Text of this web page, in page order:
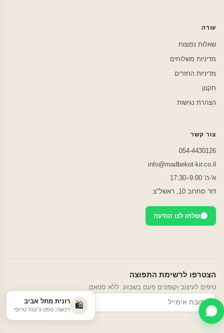
עזרה
שאלות נפוצות
מדיניות משלוחים
מדיניות החזרים
תקנון
הצהרת נגישות
צור קשר
054-4430126
info@madbekot-kir.co.il
א'-ה' 9:00–17:30
דוד סחרוב 10, ראשל"צ
שלחו לנו הודעה
הצטרפו לרשימת התפוצה
טיפים לעיצוב וקופונים פעם בשבוע. ללא ספאם.
הרשמה 🛍️ רונית מתל אביב
רכשה: טפט ג׳ונגל טרופי